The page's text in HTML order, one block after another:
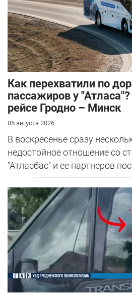
Как перехватили по
пассажиров у
рейсе Гродно – Минск
05 августа 2026
В воскресенье сразу
недостойное отношение со
"Атласбас" и ее партнеров